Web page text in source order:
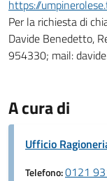
https://
Per la richiesta di
Davide Benedetto,
954330; mail:
A cura di
Ufficio
Telefono:0121